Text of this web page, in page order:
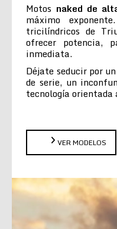
Motos naked de
máximo
tricilíndricos de
ofrecer potencia,
inmediata.
Déjate seducir por
de serie, un
tecnología
VER MODELOS